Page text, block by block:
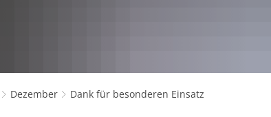
Dezember Dank für besonderen Einsatz